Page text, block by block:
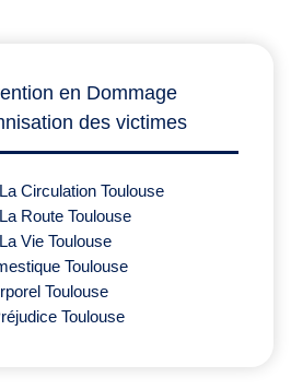
en Dommage
des victimes
Circulation Toulouse
Route Toulouse
Vie Toulouse
Toulouse
Toulouse
Toulouse